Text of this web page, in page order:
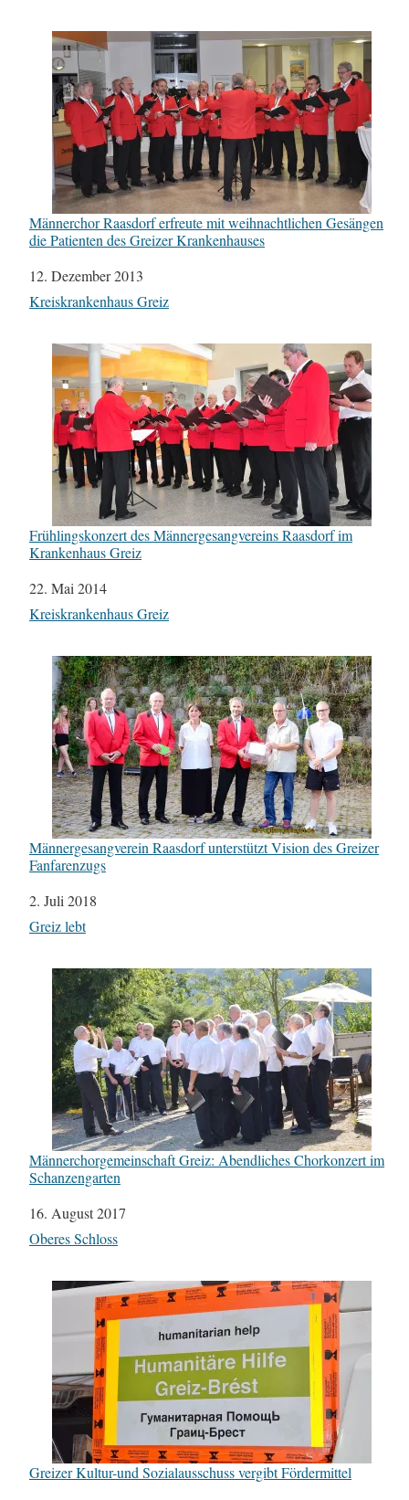
Männerchor Raasdorf erfreute mit weihnachtlichen Gesängen
die Patienten des Greizer Krankenhauses
Datum
12. Dezember 2013
In Bezug auf
Kreiskrankenhaus Greiz
Frühlingskonzert des Männergesangvereins Raasdorf im
Krankenhaus Greiz
Datum
22. Mai 2014
In Bezug auf
Kreiskrankenhaus Greiz
Männergesangverein Raasdorf unterstützt Vision des Greizer
Fanfarenzugs
Datum
2. Juli 2018
In Bezug auf
Greiz lebt
Männerchorgemeinschaft Greiz: Abendliches Chorkonzert im
Schanzengarten
Datum
16. August 2017
In Bezug auf
Oberes Schloss
Greizer Kultur-und Sozialausschuss vergibt Fördermittel